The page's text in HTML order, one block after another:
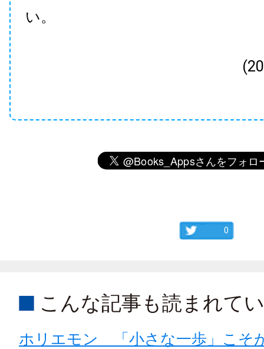
い。
0
こんな記事も読まれて
ホリエモン 「小さな一歩」こそ